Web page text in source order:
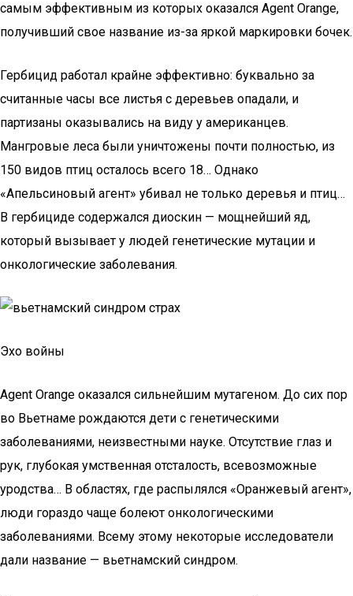
самым эффективным из которых оказался Agent Orange,
получивший свое название из-за яркой маркировки бочек.
Гербицид работал крайне эффективно: буквально за
считанные часы все листья с деревьев опадали, и
партизаны оказывались на виду у американцев.
Мангровые леса были уничтожены почти полностью, из
150 видов птиц осталось всего 18… Однако
«Апельсиновый агент» убивал не только деревья и птиц…
В гербициде содержался диоскин — мощнейший яд,
который вызывает у людей генетические мутации и
онкологические заболевания.
Эхо войны
Agent Orange оказался сильнейшим мутагеном. До сих пор
во Вьетнаме рождаются дети с генетическими
заболеваниями, неизвестными науке. Отсутствие глаз и
рук, глубокая умственная отсталость, всевозможные
уродства… В областях, где распылялся «Оранжевый агент»,
люди гораздо чаще болеют онкологическими
заболеваниями. Всему этому некоторые исследователи
дали название — вьетнамский синдром.